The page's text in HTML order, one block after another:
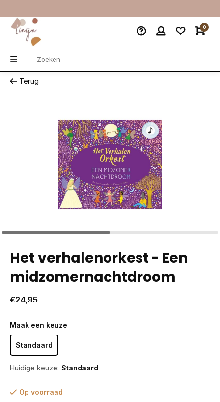
0
Terug
Het verhalenorkest - Een
midzomernachtdroom
€24,95
Maak een keuze
Standaard
Huidige keuze: Standaard
Op voorraad